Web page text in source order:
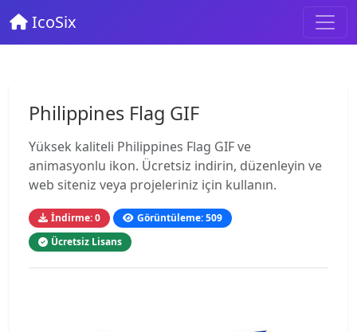
IcoSix
Philippines Flag GIF
Yüksek kaliteli Philippines Flag GIF ve
animasyonlu ikon. Ücretsiz indirin, düzenleyin ve
web siteniz veya projeleriniz için kullanın.
İndirme: 0
Görüntüleme: 509
Ücretsiz Lisans